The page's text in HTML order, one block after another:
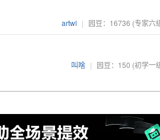
artwl | 园豆：16736 (专家六
叫啥 | 园豆：150 (初学一